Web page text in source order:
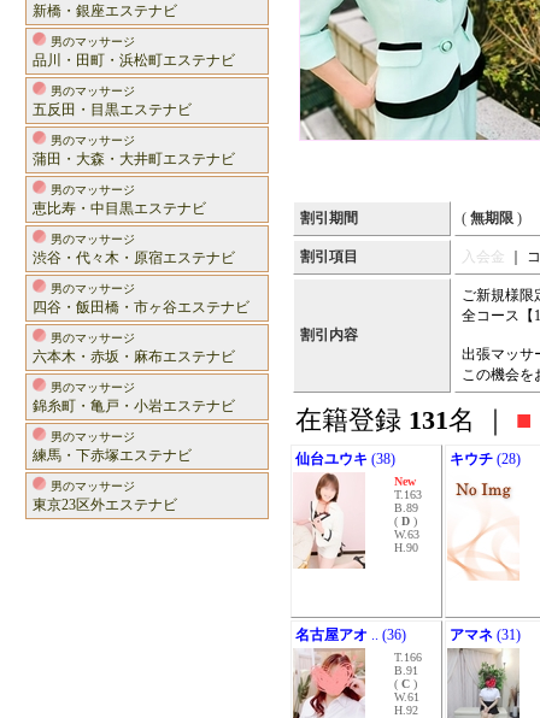
新橋・銀座エステナビ
男のマッサージ
品川・田町・浜松町エステナビ
男のマッサージ
五反田・目黒エステナビ
男のマッサージ
蒲田・大森・大井町エステナビ
男のマッサージ
恵比寿・中目黒エステナビ
男のマッサージ
渋谷・代々木・原宿エステナビ
男のマッサージ
四谷・飯田橋・市ヶ谷エステナビ
男のマッサージ
六本木・赤坂・麻布エステナビ
男のマッサージ
錦糸町・亀戸・小岩エステナビ
男のマッサージ
練馬・下赤塚エステナビ
男のマッサージ
東京23区外エステナビ
割引期間 ( 無期限 )
割引項目 入会金 ｜
割引内容
ご新規様限
全コース【
出張マッサ
この機会を
在籍登録 131名 ｜ ■
仙台ユウキ (38)
New
T.163
B.89
( D )
W.63
H.90
キウチ (28)
名古屋アオ .. (36)
T.166
B.91
( C )
W.61
H.92
アマネ (31)